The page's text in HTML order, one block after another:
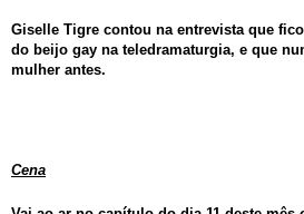
Giselle Tigre contou na entrevista que
do beijo gay na teledramaturgia, e que
mulher antes.
Cena